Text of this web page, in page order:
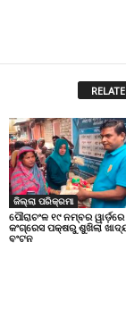
ଜିଲ୍ଲା ପରିକ୍ରମା
ପୌରାଚଂଳ ୧୯ ନମ୍ବର ୱାର୍ଡ଼ରେ
କଂଗ୍ରେସ ପକ୍ଷରୁ ଶୁଖିଲା
ବଂଟନ